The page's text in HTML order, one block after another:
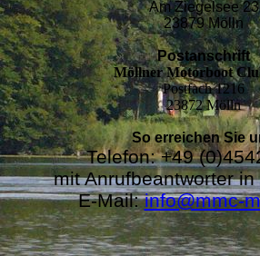
Am Ziegelsee 23
23879 Mölln
Postanschrift
Möllner Motorboot
Postfach 1216
23872 Mölln
So erreichen Sie
Telefon: +49
mit Anrufbeantworter
E-Mail:info@mmc-